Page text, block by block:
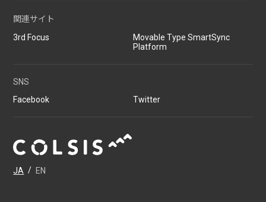
JA / EN
関連サイト
3rd Focus
Movable Type SmartSync
Platform
SNS
Facebook
Twitter